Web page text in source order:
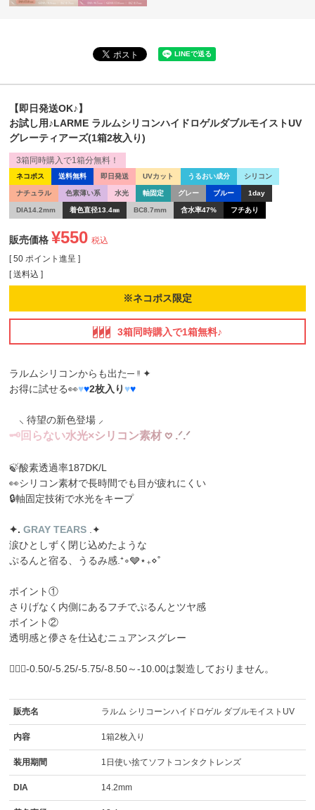
【即日発送OK♪】
お試し用♪LARME ラルムシリコンハイドロゲルダブルモイストUV
グレーティアーズ(1箱2枚入り)
ネコポス 送料無料 即日発送 UVカット うるおい成分 シリコン
ナチュラル 色素薄い系 水光 軸固定 グレー ブルー 1day
DIA14.2mm 着色直径13.4㎜ BC8.7mm 含水率47% フチあり
3箱同時購入で1箱分無料！
販売価格 ¥550 税込
[ 50 ポイント進呈 ]
送料込
※ネコポス限定
3箱同時購入で1箱無料♪
ラルムシリコンからも出た─ ᵎᵎ ✦
お得に試せる👀♥♥2枚入り♥♥
⸜ 待望の新色登場 ⸝
🗝回 らない水光×シリ コ ン素材 𖹭 .ᐟ.ᐟ
🍃酸素透過率187DK/L
👀シリコン素材で長時間でも目が疲れにくい
🔒軸固定技術で水光をキープ
✦️️. GRAY TEARS .✦️
涙ひとしずく閉じ込めたような
ぷるんと宿る、うるみ感.⁺∘🩶⋆₊⋄˚
ポイント①
さりげなく内側にあるフチでぷるんとツヤ感
ポイント②
透明感と儚さを仕込むニュアンスグレー
🙇🏼‍♀️-0.50/-5.25/-5.75/-8.50～-10.00は製造しておりません。
販売名 ラルム シリコーンハイドロゲル ダブルモイストUV
内容 1箱2枚入り
装用期間 1日使い捨てソフトコンタクトレンズ
DIA 14.2mm